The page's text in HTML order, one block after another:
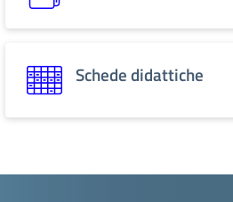
Schede didattiche